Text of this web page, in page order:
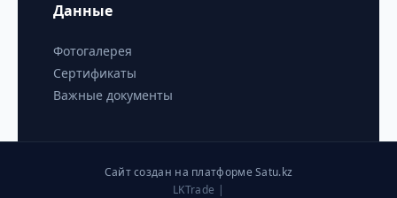
Данные
Фотогалерея
Сертификаты
Важные документы
Сайт создан на платформе Satu.kz
LKTrade |